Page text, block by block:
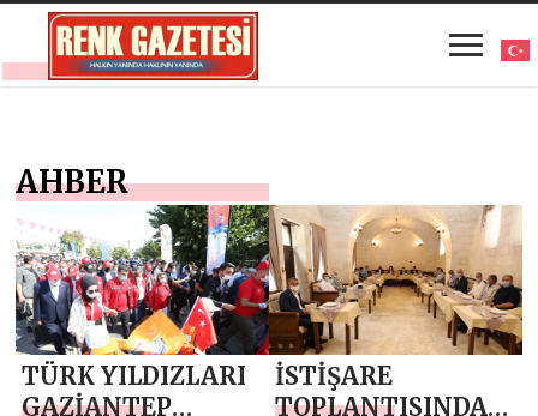
AHBER
TÜRK YILDIZLARI
GAZİANTEP
İSTİŞARE
TOPLANTISINDA